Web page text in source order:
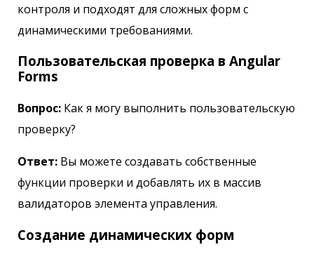
контроля и подходят для сложных форм с
динамическими требованиями.
Пользовательская проверка в Angular
Forms
Вопрос: Как я могу выполнить пользовательскую
проверку?
Ответ: Вы можете создавать собственные
функции проверки и добавлять их в массив
валидаторов элемента управления.
Создание динамических форм